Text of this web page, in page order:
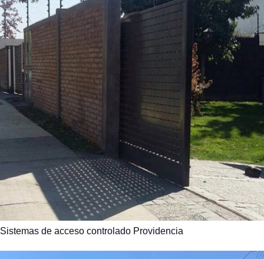
Sistemas de acceso controlado Providencia